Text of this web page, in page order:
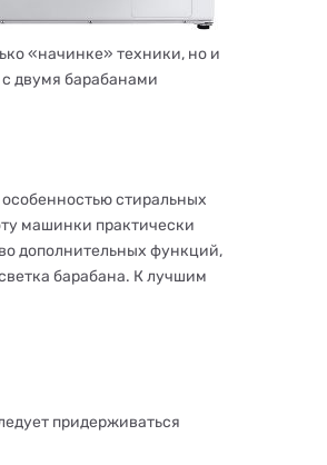
«начинке» техники, но и
двумя барабанами
стиральных
машинки практически
дополнительных функций,
барабана. К лучшим
придерживаться